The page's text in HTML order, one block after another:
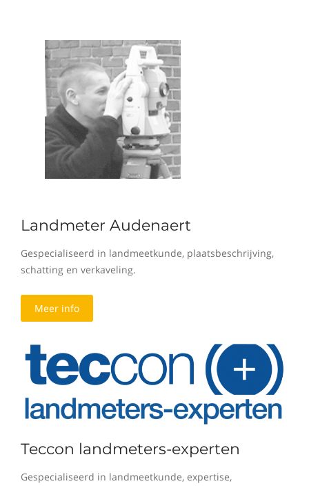
Landmeter Audenaert
Gespecialiseerd in landmeetkunde, plaatsbeschrijving,
schatting en verkaveling.
Meer info
Teccon landmeters-experten
Gespecialiseerd in landmeetkunde, expertise,